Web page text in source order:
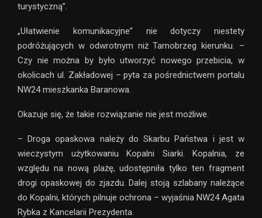
turystyczną”.
„Ułatwienie komunikacyjne” nie dotyczy niestety
podróżujących w odwrotnym niż Tarnobrzeg kierunku. –
Czy nie można by było utworzyć nowego przebicia, w
okolicach ul. Zakładowej – pyta za pośrednictwem portalu
NW24 mieszkanka Baranowa.
Okazuje się, że takie rozwiązanie nie jest możliwe.
– Droga opaskowa należy do Skarbu Państwa i jest w
wieczystym użytkowaniu Kopalni Siarki. Kopalnia, ze
względu na nową plażę, udostępniła tylko ten fragment
drogi opaskowej do zjazdu. Dalej stoją szlabany należące
do Kopalni, których pilnuje ochrona – wyjaśnia NW24 Agata
Rybka z Kancelarii Prezydenta.